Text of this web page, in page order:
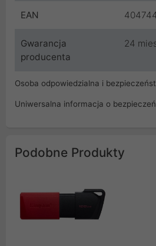
EAN
Gwarancja
producenta
24
Osoba odpowiedzialna i
Uniwersalna informacja o
Podobne Produkty